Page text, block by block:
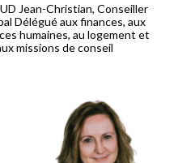
Jean-Christian, Conseiller
Délégué aux finances, aux
humaines, au logement et
missions de conseil